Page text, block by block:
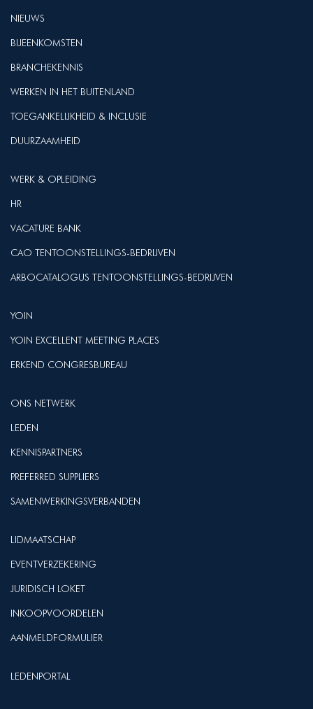
NIEUWS
BIJEENKOMSTEN
BRANCHEKENNIS
WERKEN IN HET BUITENLAND
TOEGANKELIJKHEID & INCLUSIE
DUURZAAMHEID
WERK & OPLEIDING
HR
VACATURE BANK
CAO TENTOONSTELLINGS-BEDRIJVEN
ARBOCATALOGUS TENTOONSTELLINGS-BEDRIJVEN
YOIN
YOIN EXCELLENT MEETING PLACES
ERKEND CONGRESBUREAU
ONS NETWERK
LEDEN
KENNISPARTNERS
PREFERRED SUPPLIERS
SAMENWERKINGSVERBANDEN
LIDMAATSCHAP
EVENTVERZEKERING
JURIDISCH LOKET
INKOOPVOORDELEN
AANMELDFORMULIER
LEDENPORTAL